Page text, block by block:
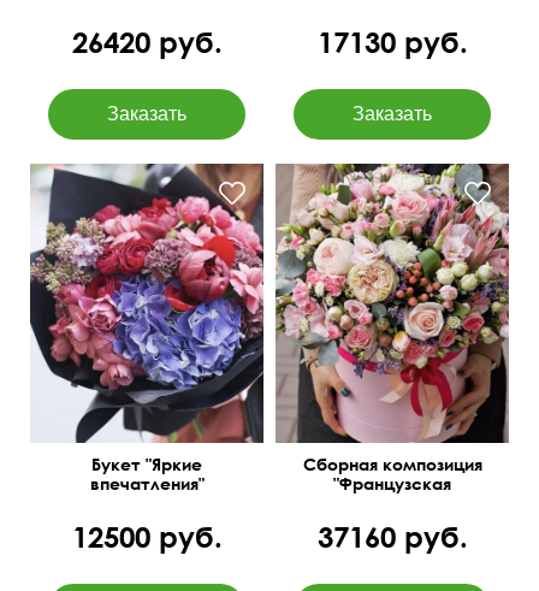
26420 руб. 17130 руб.
Кустовая роза
пионовидная, гвоздика
лунная, гортензия, пион,
сирень
Букет "Яркие
впечатления"
12500 руб.
Протея King, эвкалипт
Беби блу, пионная роза,
лимониум
Сборная композиция
"Французская
37160 руб.